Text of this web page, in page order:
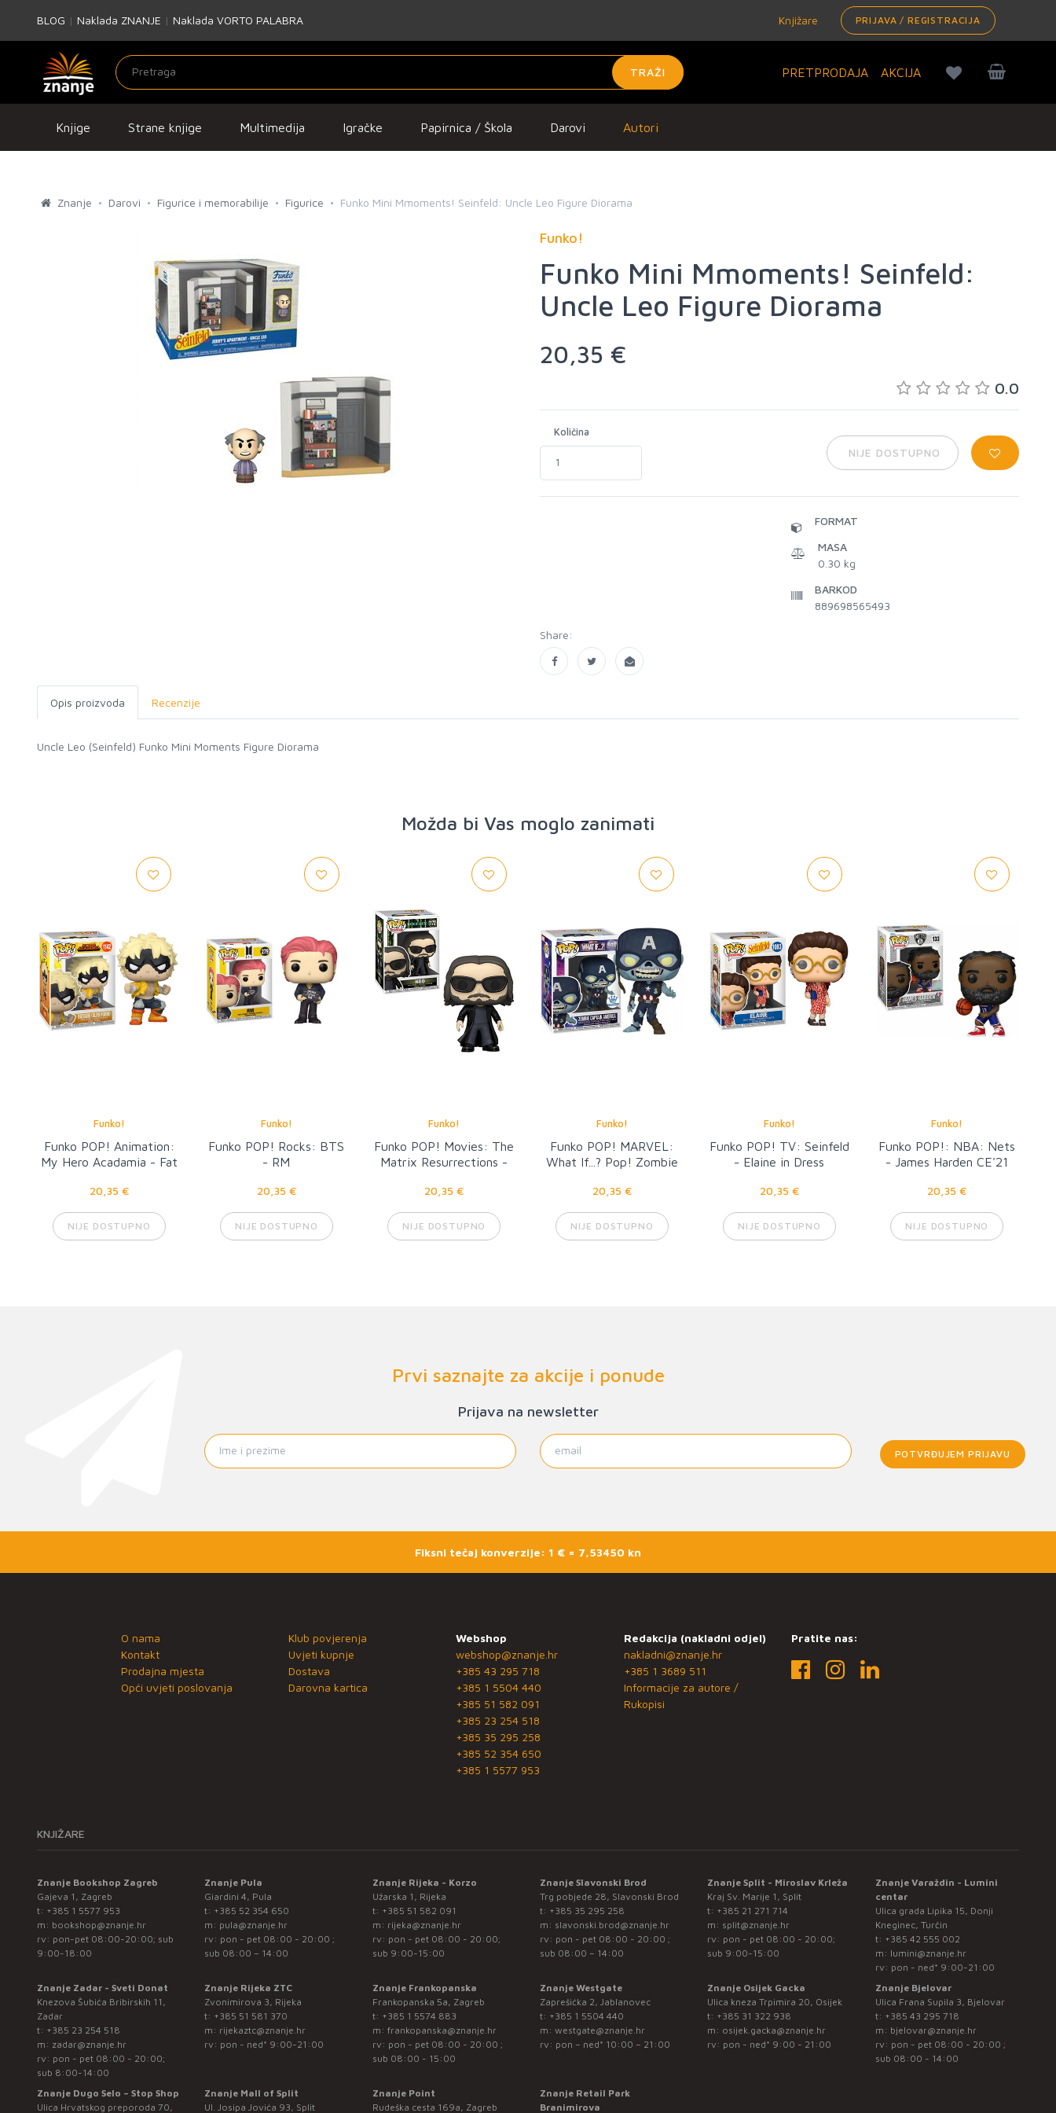
BLOG | Naklada ZNANJE | Naklada VORTO PALABRA Knjižare PRIJAVA / REGISTRACIJA
TRAŽI PRETPRODAJA AKCIJA
Knjige Strane knjige Multimedija Igračke Papirnica / Škola Darovi Autori
Znanje Darovi Figurice i memorabilije Figurice Funko Mini Mmoments! Seinfeld: Uncle Leo Figure Diorama
Funko!
Funko Mini Mmoments! Seinfeld:
Uncle Leo Figure Diorama
20,35 €
0.0
Količina
NIJE DOSTUPNO
FORMAT
MASA
0.30 kg
BARKOD
889698565493
Share:
Opis proizvoda Recenzije
Uncle Leo (Seinfeld) Funko Mini Moments Figure Diorama
Možda bi Vas moglo zanimati
Funko!
Funko POP! Animation:
My Hero Acadamia - Fat
20,35 €
NIJE DOSTUPNO
Funko!
Funko POP! Rocks: BTS
- RM
20,35 €
NIJE DOSTUPNO
Funko!
Funko POP! Movies: The
Matrix Resurrections -
20,35 €
NIJE DOSTUPNO
Funko!
Funko POP! MARVEL:
What If...? Pop! Zombie
20,35 €
NIJE DOSTUPNO
Funko!
Funko POP! TV: Seinfeld
- Elaine in Dress
20,35 €
NIJE DOSTUPNO
Funko!
Funko POP!: NBA: Nets
- James Harden CE'21
20,35 €
NIJE DOSTUPNO
Prvi saznajte za akcije i ponude
Prijava na newsletter
POTVRĐUJEM PRIJAVU
Fiksni tečaj konverzije: 1 € = 7,53450 kn
O nama
Kontakt
Prodajna mjesta
Opći uvjeti poslovanja
Klub povjerenja
Uvjeti kupnje
Dostava
Darovna kartica
Webshop
webshop@znanje.hr
+385 43 295 718
+385 1 5504 440
+385 51 582 091
+385 23 254 518
+385 35 295 258
+385 52 354 650
+385 1 5577 953
Redakcija (nakladni odjel)
nakladni@znanje.hr
+385 1 3689 511
Informacije za autore /
Rukopisi
Pratite nas:
KNJIŽARE
Znanje Bookshop Zagreb
Gajeva 1, Zagreb
t: +385 1 5577 953
m: bookshop@znanje.hr
rv: pon-pet 08:00-20:00; sub
9:00-18:00
Znanje Pula
Giardini 4, Pula
t: +385 52 354 650
m: pula@znanje.hr
rv: pon - pet 08:00 - 20:00 ;
sub 08:00 – 14:00
Znanje Rijeka - Korzo
Užarska 1, Rijeka
t: +385 51 582 091
m: rijeka@znanje.hr
rv: pon - pet 08:00 - 20:00;
sub 9:00-15:00
Znanje Slavonski Brod
Trg pobjede 28, Slavonski Brod
t: +385 35 295 258
m: slavonski.brod@znanje.hr
rv: pon - pet 08:00 - 20:00 ;
sub 08:00 – 14:00
Znanje Split - Miroslav Krleža
Kraj Sv. Marije 1, Split
t: +385 21 271 714
m: split@znanje.hr
rv: pon - pet 08:00 - 20:00;
sub 9:00-15:00
Znanje Varaždin - Lumini
centar
Ulica grada Lipika 15, Donji
Kneginec, Turčin
t: +385 42 555 002
m: lumini@znanje.hr
rv: pon - ned* 9:00-21:00
Znanje Zadar - Sveti Donat
Knezova Šubića Bribirskih 11,
Zadar
t: +385 23 254 518
m: zadar@znanje.hr
rv: pon - pet 08:00 - 20:00;
sub 8:00-14:00
Znanje Rijeka ZTC
Zvonimirova 3, Rijeka
t: +385 51 581 370
m: rijekaztc@znanje.hr
rv: pon - ned* 9:00-21:00
Znanje Frankopanska
Frankopanska 5a, Zagreb
t: +385 1 5574 883
m: frankopanska@znanje.hr
rv: pon - pet 08:00 - 20:00 ;
sub 08:00 - 15:00
Znanje Westgate
Zaprešićka 2, Jablanovec
t: +385 1 5504 440
m: westgate@znanje.hr
rv: pon – ned* 10:00 – 21:00
Znanje Osijek Gacka
Ulica kneza Trpimira 20, Osijek
t: +385 31 322 938
m: osijek.gacka@znanje.hr
rv: pon - ned* 9:00 - 21:00
Znanje Bjelovar
Ulica Frana Supila 3, Bjelovar
t: +385 43 295 718
m: bjelovar@znanje.hr
rv: pon - pet 08:00 - 20:00 ;
sub 08:00 - 14:00
Znanje Dugo Selo – Stop Shop
Ulica Hrvatskog preporoda 70,
Znanje Mall of Split
Ul. Josipa Jovića 93, Split
Znanje Point
Rudeška cesta 169a, Zagreb
Znanje Retail Park
Branimirova